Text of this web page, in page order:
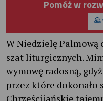
Pomóż w
W Niedzielę
szat liturgicznych.
wymowę radosną,
przez które dokonało
Chrześcijańskie